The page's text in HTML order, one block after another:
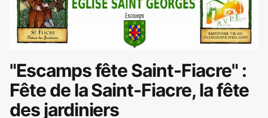
"Escamps fête Saint-Fiacre" :
Fête de la Saint-Fiacre, la fête
des jardiniers